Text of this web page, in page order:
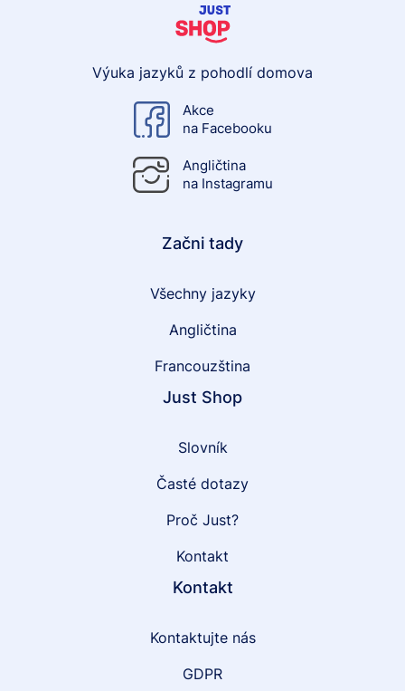
Výuka jazyků z pohodlí domova
Akce
na Facebooku
Angličtina
na Instagramu
Začni tady
Všechny jazyky
Angličtina
Francouzština
Just Shop
Slovník
Časté dotazy
Proč Just?
Kontakt
Kontakt
Kontaktujte nás
GDPR